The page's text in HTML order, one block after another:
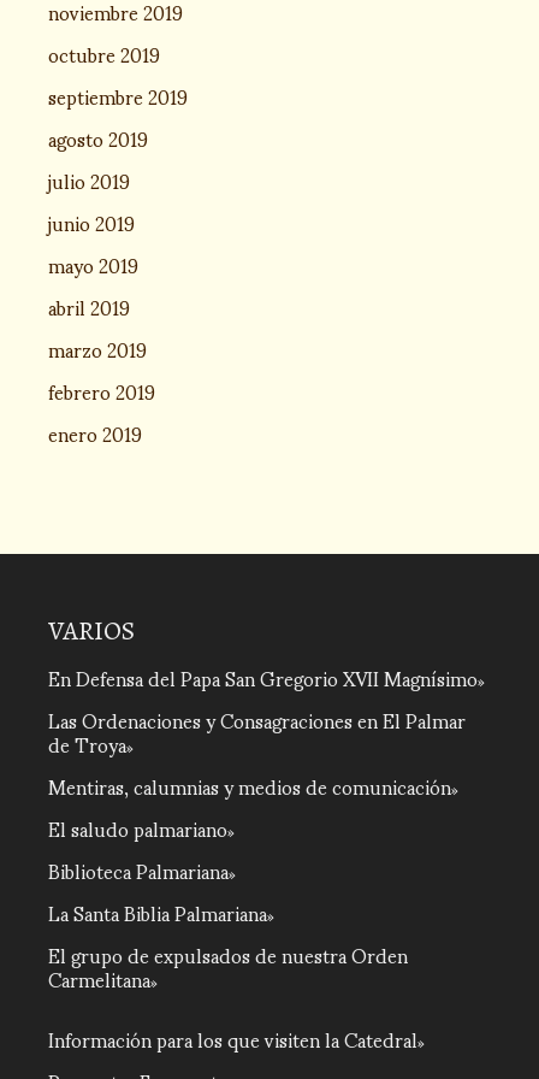
octubre 2019
septiembre 2019
agosto 2019
julio 2019
junio 2019
mayo 2019
abril 2019
marzo 2019
febrero 2019
enero 2019
VARIOS
En Defensa del Papa San Gregorio XVII Magnísimo
Las Ordenaciones y Consagraciones en El Palmar
de Troya
Mentiras, calumnias y medios de comunicación
El saludo palmariano
Biblioteca Palmariana
La Santa Biblia Palmariana
El grupo de expulsados de nuestra Orden
Carmelitana
Información para los que visiten la Catedral